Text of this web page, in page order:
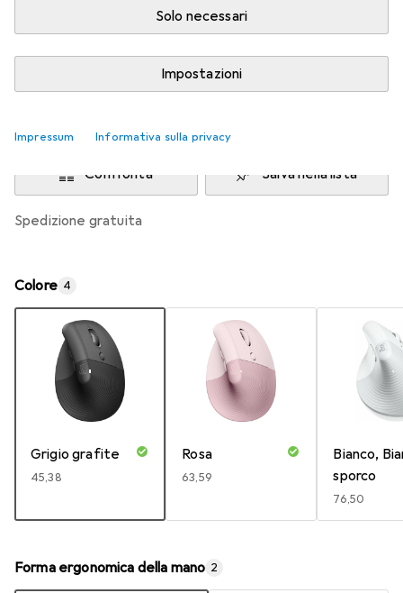
Solo necessari
Impostazioni
Impressum Informativa sulla privacy
Consegnato ven, 14/8
Più di 10 pezzi in stock
Confronta Salva nella lista
spedizione gratuita
Colore 4
Grigio grafite
EUR
45,38
Rosa
EUR
63,59
Bianco,
sporco
EUR
76,50
Forma ergonomica della mano 2